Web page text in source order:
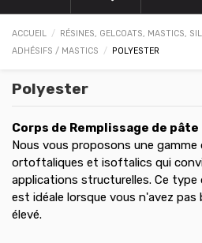
ACCUEIL
RÉSINES, GELCOATS, MASTICS,
ADHÉSIFS / MASTICS
POLYESTER
Polyester
Corps de Remplissage de
Nous vous proposons une
ortoftaliques et isoftalics qui
applications structurelles. Ce
est idéale lorsque vous n'avez
élevé.